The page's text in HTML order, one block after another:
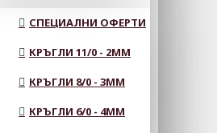
СПЕЦИАЛНИ ОФЕРТИ
КРЪГЛИ 11/0 - 2MM
КРЪГЛИ 8/0 - 3MM
КРЪГЛИ 6/0 - 4MM